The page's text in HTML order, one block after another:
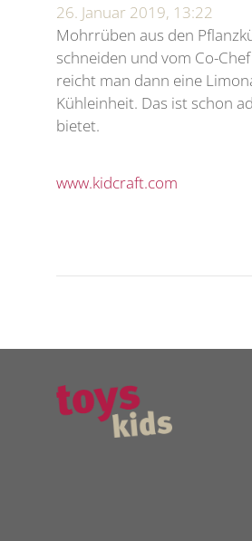
26. Januar 2019, 13:22
Mohrrüben aus den
schneiden und vom Co-
reicht man dann eine
Kühleinheit. Das ist schon
bietet.
www.kidcraft.com